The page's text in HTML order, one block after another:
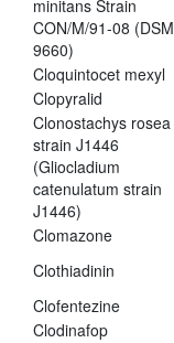
minitans Strain
CON/M/91-08 (DSM
9660)
Cloquintocet mexyl
Clopyralid
Clonostachys rosea
strain J1446
(Gliocladium
catenulatum strain
J1446)
Clomazone
Clothiadinin
Clofentezine
Clodinafop